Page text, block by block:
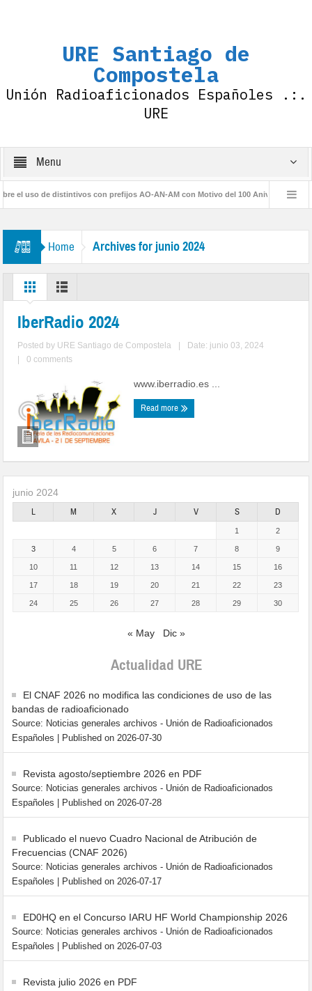
URE Santiago de
Compostela
Unión Radioaficionados Españoles .:.
URE
Menu
uso de distintivos con prefijos AO-AN-AM con Motivo del 100 Aniversario de la
Home Archives for junio 2024
IberRadio 2024
Posted by URE Santiago de Compostela
Date: junio 03, 2024
0 comments
www.iberradio.es ...
Read more
junio 2024
L
M X J V S D
1 2
3 4 5 6 7 8 9
10 11 12 13 14 15 16
17 18 19 20 21 22 23
24 25 26 27 28 29 30
« May Dic »
Actualidad URE
El CNAF 2026 no modifica las condiciones de uso de las
bandas de radioaficionado
Source: Noticias generales archivos - Unión de Radioaficionados
Españoles
Published on 2026-07-30
Revista agosto/septiembre 2026 en PDF
Source: Noticias generales archivos - Unión de Radioaficionados
Españoles
Published on 2026-07-28
Publicado el nuevo Cuadro Nacional de Atribución de
Frecuencias (CNAF 2026)
Source: Noticias generales archivos - Unión de Radioaficionados
Españoles
Published on 2026-07-17
ED0HQ en el Concurso IARU HF World Championship 2026
Source: Noticias generales archivos - Unión de Radioaficionados
Españoles
Published on 2026-07-03
Revista julio 2026 en PDF